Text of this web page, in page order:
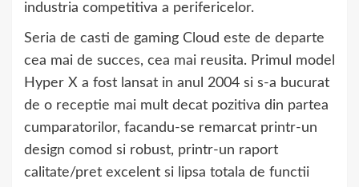
industria competitiva a perifericelor.
Seria de casti de gaming Cloud este de departe
cea mai de succes, cea mai reusita. Primul model
Hyper X a fost lansat in anul 2004 si s-a bucurat
de o receptie mai mult decat pozitiva din partea
cumparatorilor, facandu-se remarcat printr-un
design comod si robust, printr-un raport
calitate/pret excelent si lipsa totala de functii